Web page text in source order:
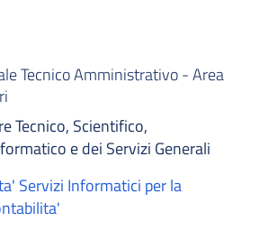
Tecnico Amministrativo - Area
Tecnico, Scientifico,
e dei Servizi Generali
Servizi Informatici per la